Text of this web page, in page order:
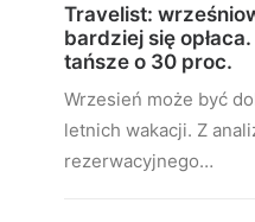
Travelist:
bardziej się
tańsze o 30 proc.
Wrzesień może być
letnich wakacji. Z
rezerwacyjnego…